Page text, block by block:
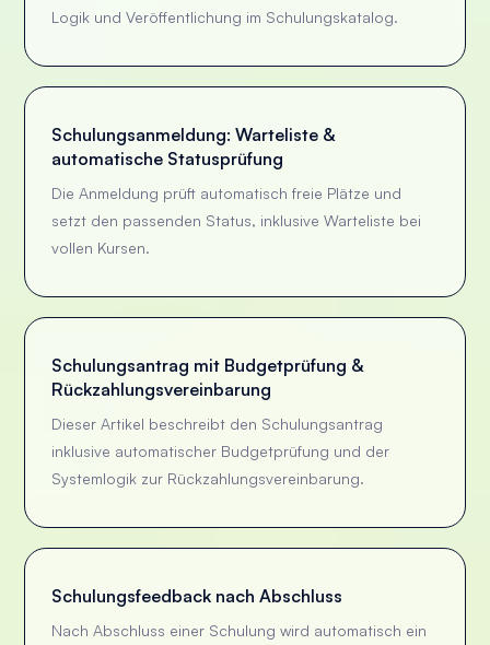
Logik und Veröffentlichung im Schulungskatalog.
Schulungsanmeldung: Warteliste &
automatische Statusprüfung
Die Anmeldung prüft automatisch freie Plätze und
setzt den passenden Status, inklusive Warteliste bei
vollen Kursen.
Schulungsantrag mit Budgetprüfung &
Rückzahlungsvereinbarung
Dieser Artikel beschreibt den Schulungsantrag
inklusive automatischer Budgetprüfung und der
Systemlogik zur Rückzahlungsvereinbarung.
Schulungsfeedback nach Abschluss
Nach Abschluss einer Schulung wird automatisch ein